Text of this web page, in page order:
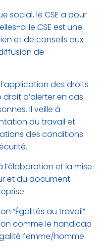
social, le CSE a pour
ci le CSE est une
et de conseils aux
de
des droits
d’alerter en cas
Il veille à
du travail et
des conditions
l’élaboration et la mise
et du document
“Égalités au travail”
comme le handicap
femme/homme